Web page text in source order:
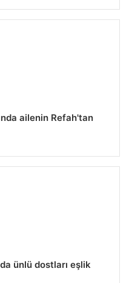
ailenin Refah'tan
ünlü dostları eşlik